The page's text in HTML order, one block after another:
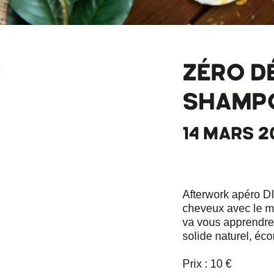
ZÉRO
14 MARS
Afterwork apéro
cheveux avec le
va vous
solide naturel,
Prix : 10 €